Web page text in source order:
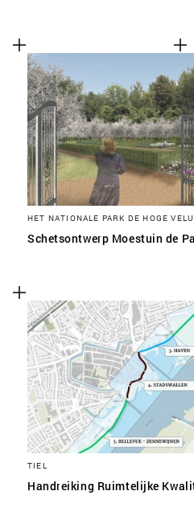
HET NATIONALE PARK DE HOGE
Schetsontwerp Moestuin de
TIEL
Handreiking Ruimtelijke